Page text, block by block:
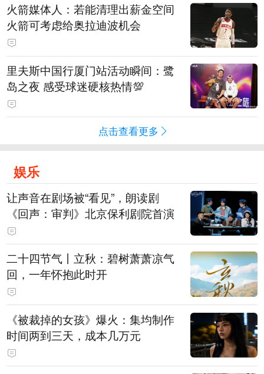
火箭媒体人：若能清理出薪金空间
火箭可考虑给奥拉迪波机会
里夫斯中国行厦门站活动瞬间：鹭
岛之夜 感受球迷硬核热情💯
点击查看更多
娱乐
让声音在剧场被“看见”，朗读剧
《回声：审判》北京保利剧院首演
二十四节气丨立秋：碧树萧萧凉气
回，一年怀抱此时开
《被裁掉的女孩》爆火：集均制作
时间两到三天，成本几万元